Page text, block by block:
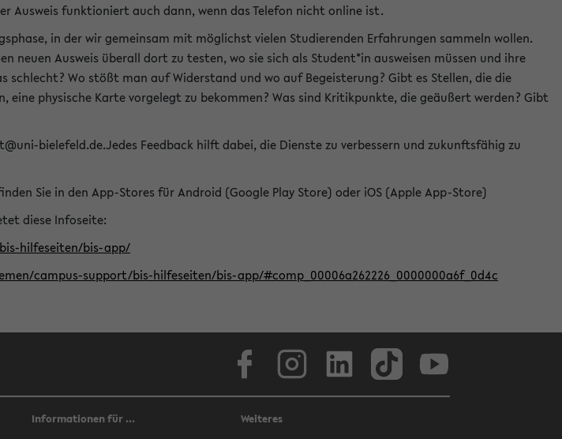
Ausweis funktioniert auch dann, wenn das Telefon nicht online ist.
in der wir gemeinsam mit möglichst vielen Studierenden Erfahrungen sammeln wollen.
neuen Ausweis überall dort zu testen, wo sie sich als Student*in ausweisen müssen und ihre
Wo stößt man auf Widerstand und wo auf Begeisterung? Gibt es Stellen, die die
physische Karte vorgelegt zu bekommen? Was sind Kritikpunkte, die geäußert werden? Gibt
bielefeld.de.Jedes Feedback hilft dabei, die Dienste zu verbessern und zukunftsfähig zu
Sie in den App-Stores für Android (Google Play Store) oder iOS (Apple App-Store)
diese Infoseite:
hilfeseiten/bis-app/
campus-support/bis-hilfeseiten/bis-app/#comp_00006a262226_0000000a6f_0d4c
Informationen für ...
Weiteres